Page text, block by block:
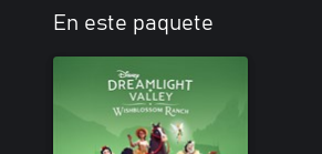
exclusivos y comidas que podrás
en tus amigos.
Ayuda a Blancanieves a devolverle al
Con la ayuda de tus nuevos amigos,
devolver la vida al rancho Flordeseo.
En este paquete